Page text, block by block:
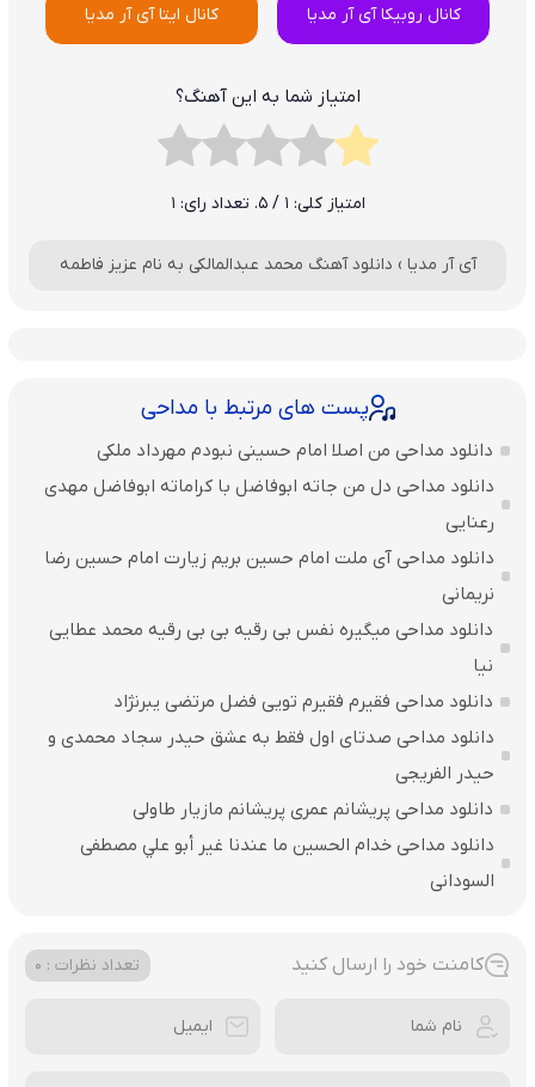
کانال روبیکا آی آر مدیا کانال ایتا آی آر مدیا
امتیاز شما به این آهنگ؟
امتیاز کلی: 1 / 5. تعداد رای: 1
آی آر مدیا › دانلود آهنگ محمد عبدالمالکی به نام عزیز فاطمه
پست های مرتبط با مداحی
دانلود مداحی من اصلا امام حسینی نبودم مهرداد ملکی
دانلود مداحی دل من جاته ابوفاضل با کراماته ابوفاضل مهدی
رعنایی
دانلود مداحی آی ملت امام حسین بریم زیارت امام حسین رضا
نریمانی
دانلود مداحی میگیره نفس بی رقیه بی بی رقیه محمد عطایی
نیا
دانلود مداحی فقیرم فقیرم تویی فضل مرتضی یبرنژاد
دانلود مداحی صدتای اول فقط به عشق حیدر سجاد محمدی و
حیدر الفریجی
دانلود مداحی پریشانم عمری پریشانم مازیار طاولی
دانلود مداحی خدام الحسين ما عندنا غير أبو علي مصطفی
السودانی
کامنت خود را ارسال کنید تعداد نظرات : 0